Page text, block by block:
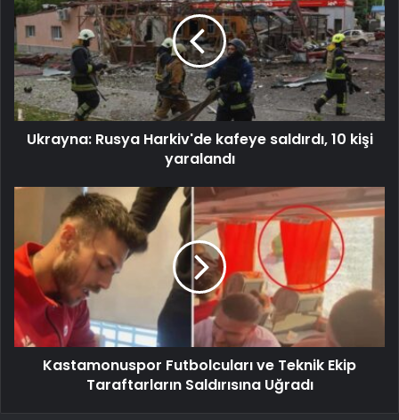
Ukrayna: Rusya Harkiv'de kafeye saldırdı, 10 kişi
yaralandı
Kastamonuspor Futbolcuları ve Teknik Ekip
Taraftarların Saldırısına Uğradı